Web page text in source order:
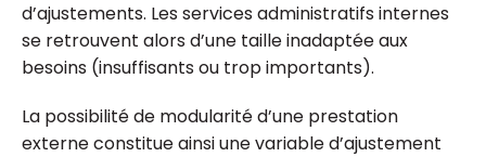
d’ajustements. Les services administratifs internes
se retrouvent alors d’une taille inadaptée aux
besoins (insuffisants ou trop importants).
La possibilité de modularité d’une prestation
externe constitue ainsi une variable d’ajustement